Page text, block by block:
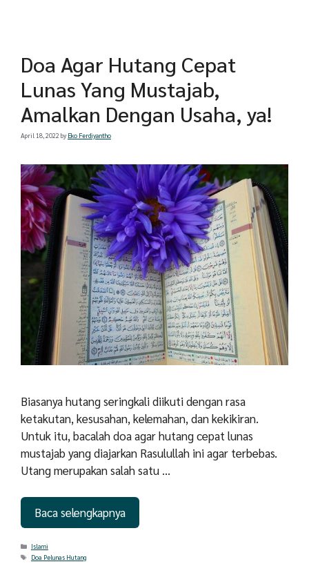
Doa Agar Hutang Cepat
Lunas Yang Mustajab,
Amalkan Dengan Usaha, ya!
April 18, 2022 by Eko Ferdiyantho
Biasanya hutang seringkali diikuti dengan rasa
ketakutan, kesusahan, kelemahan, dan kekikiran.
Untuk itu, bacalah doa agar hutang cepat lunas
mustajab yang diajarkan Rasulullah ini agar terbebas.
Utang merupakan salah satu …
Baca selengkapnya
Categories
Islami
Tags
Doa Pelunas Hutang